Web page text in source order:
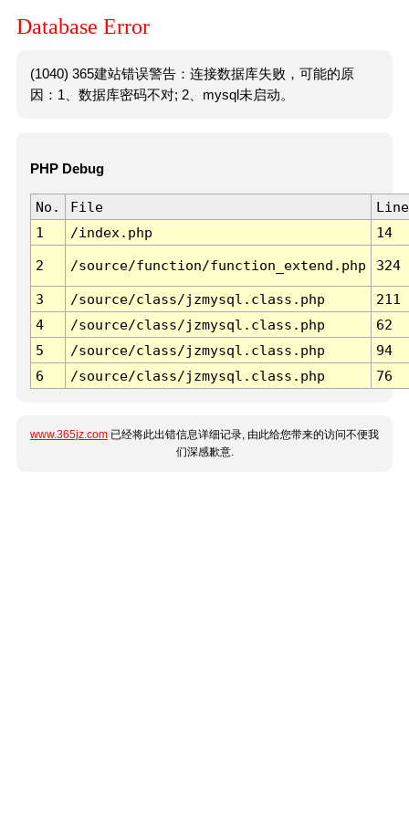
Database Error
(1040) 365建站错误警告：连接数据库失败，可能的原
因：1、数据库密码不对; 2、mysql未启动。
PHP Debug
No. File
Line
1
/index.php 14
2 /source/function/function_extend.php 324
3 /source/class/jzmysql.class.php
211
4
/source/class/jzmysql.class.php
62
5
/source/class/jzmysql.class.php
94
6
/source/class/jzmysql.class.php 76
www.365jz.com 已经将此出错信息详细记录, 由此给您带来的访问不便我
们深感歉意.